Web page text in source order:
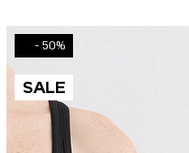
50% -
SALE